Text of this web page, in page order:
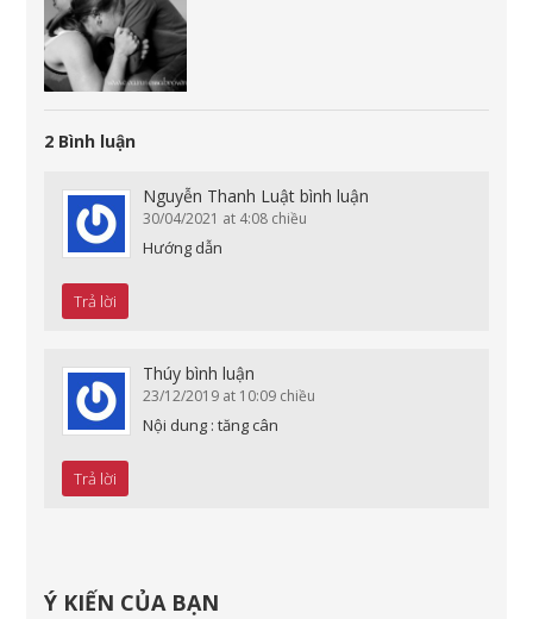
2 Bình luận
Nguyễn Thanh Luật bình luận
30/04/2021 at 4:08 chiều
Hướng dẫn
Trả lời
Thúy bình luận
23/12/2019 at 10:09 chiều
Nội dung : tăng cân
Trả lời
Ý KIẾN CỦA BẠN